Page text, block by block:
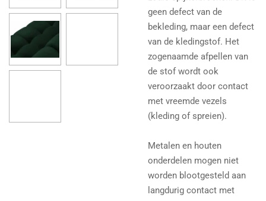
geen defect van de
bekleding, maar een defect
van de kledingstof. Het
zogenaamde afpellen van
de stof wordt ook
veroorzaakt door contact
met vreemde vezels
(kleding of spreien).
Metalen en houten
onderdelen mogen niet
worden blootgesteld aan
langdurig contact met